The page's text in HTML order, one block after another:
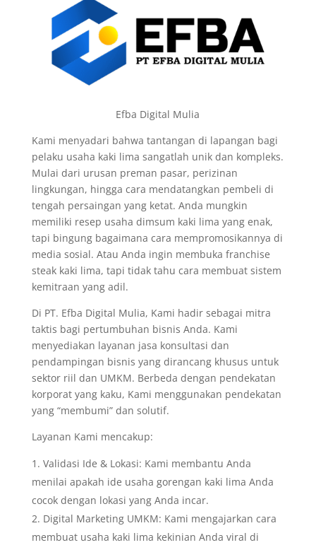
Efba Digital Mulia
Kami menyadari bahwa tantangan di lapangan bagi
pelaku usaha kaki lima sangatlah unik dan kompleks.
Mulai dari urusan preman pasar, perizinan
lingkungan, hingga cara mendatangkan pembeli di
tengah persaingan yang ketat. Anda mungkin
memiliki resep usaha dimsum kaki lima yang enak,
tapi bingung bagaimana cara mempromosikannya di
media sosial. Atau Anda ingin membuka franchise
steak kaki lima, tapi tidak tahu cara membuat sistem
kemitraan yang adil.
Di PT. Efba Digital Mulia, Kami hadir sebagai mitra
taktis bagi pertumbuhan bisnis Anda. Kami
menyediakan layanan jasa konsultasi dan
pendampingan bisnis yang dirancang khusus untuk
sektor riil dan UMKM. Berbeda dengan pendekatan
korporat yang kaku, Kami menggunakan pendekatan
yang “membumi” dan solutif.
Layanan Kami mencakup:
Validasi Ide & Lokasi: Kami membantu Anda
menilai apakah ide usaha gorengan kaki lima Anda
cocok dengan lokasi yang Anda incar.
Digital Marketing UMKM: Kami mengajarkan cara
membuat usaha kaki lima kekinian Anda viral di